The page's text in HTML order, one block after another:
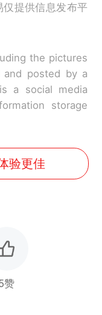
提供信息发布平
the pictures
and posted by a
a social media
storage
验更佳
赞